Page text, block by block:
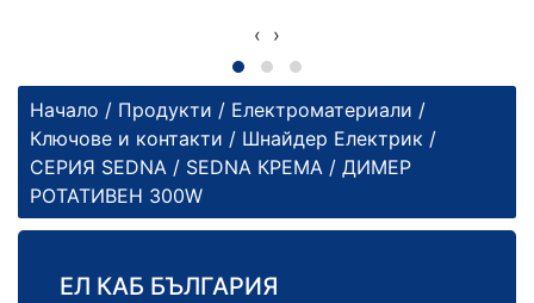
‹ ›
Начало / Продукти / Електроматериали /
Ключове и контакти / Шнайдер Електрик /
СЕРИЯ SEDNA / SEDNA КРЕМА / ДИМЕР
РОТАТИВЕН 300W
ЕЛ КАБ БЪЛГАРИЯ